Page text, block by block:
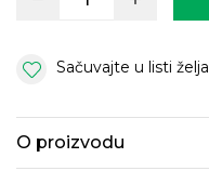
Sačuvajte u listi želja
O proizvodu